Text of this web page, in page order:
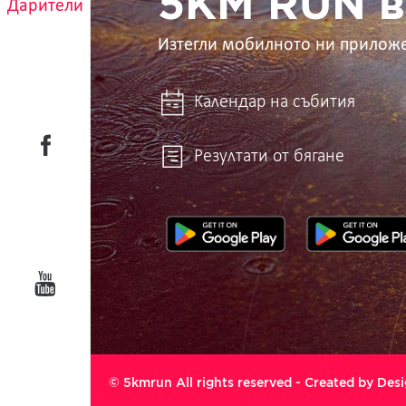
Дарители
Изтегли мобилното ни
Календар на събития
Резултати от бягане
© 5kmrun All rights reserved - Created by